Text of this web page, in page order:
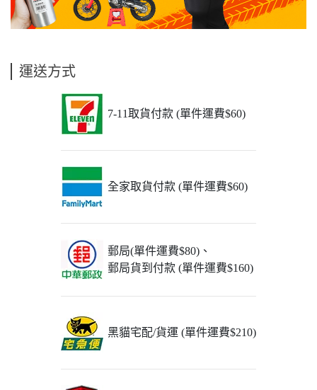
運送方式
7-11取貨付款 (單件運費$60)
全家取貨付款 (單件運費$60)
郵局(單件運費$80)、
郵局貨到付款 (單件運費$160)
黑貓宅配/貨運 (單件運費$210)